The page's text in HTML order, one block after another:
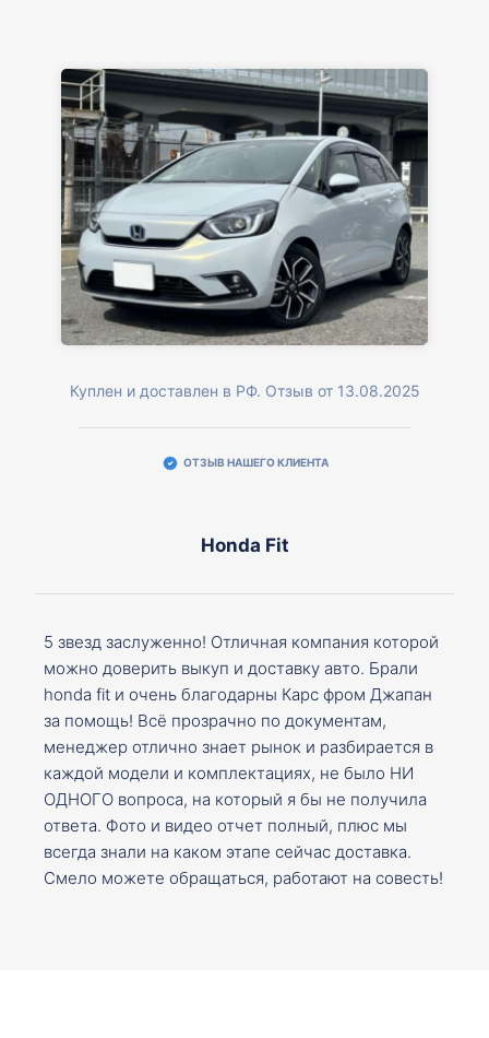
Куплен и доставлен в РФ. Отзыв от 13.08.2025
ОТЗЫВ НАШЕГО КЛИЕНТА
Honda Fit
5 звезд заслуженно! Отличная компания которой
можно доверить выкуп и доставку авто. Брали
honda fit и очень благодарны Карс фром Джапан
за помощь! Всё прозрачно по документам,
менеджер отлично знает рынок и разбирается в
каждой модели и комплектациях, не было НИ
ОДНОГО вопроса, на который я бы не получила
ответа. Фото и видео отчет полный, плюс мы
всегда знали на каком этапе сейчас доставка.
Смело можете обращаться, работают на совесть!